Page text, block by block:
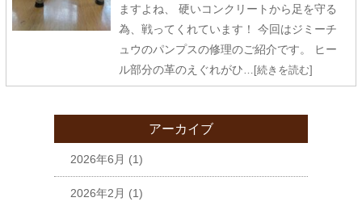
ますよね、 硬いコンクリートから足を守る
為、戦ってくれています！ 今回はジミーチ
ュウのパンプスの修理のご紹介です。 ヒー
ル部分の革のえぐれがひ…[続きを読む]
アーカイブ
2026年6月 (1)
2026年2月 (1)